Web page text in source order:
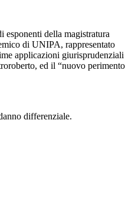
esponenti della magistratura
di UNIPA, rappresentato
applicazioni giurisprudenziali
ed il “nuovo perimento
differenziale.